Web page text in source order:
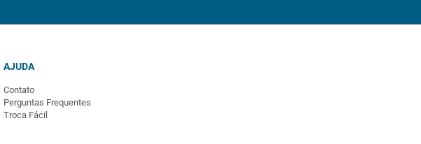
AJUDA
Contato
Perguntas Frequentes
Troca Fácil